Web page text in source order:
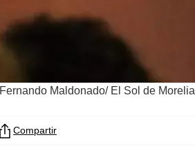
Fernando Maldonado/ El Sol de Morelia
Compartir